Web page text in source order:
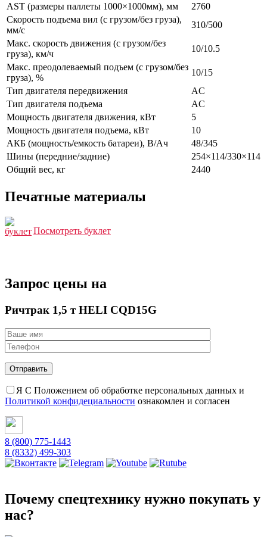
AST (размеры паллеты 1000×1000мм), мм
2760
Скорость подъема вил (с грузом/без груза),
мм/с
310/500
Макс. скорость движения (с грузом/без
груза), км/ч
10/10.5
Макс. преодолеваемый подъем (с грузом/без
груза), %
10/15
Тип двигателя передвижения
AC
Тип двигателя подъема
AC
Мощность двигателя движения, кВт
5
Мощность двигателя подъема, кВт
10
АКБ (мощность/емкость батареи), В/Ач
48/345
Шины (передние/задние)
254×114/330×114
Общий вес, кг
2440
Печатные материалы
Посмотреть буклет
Запрос цены на
Ричтрак 1,5 т HELI CQD15G
Я С Положением об обработке персональных данных и
Политикой конфидециальности ознакомлен и согласен
8 (800) 775-1443
8 (8332) 499-303
Почему спецтехнику нужно покупать у
нас?